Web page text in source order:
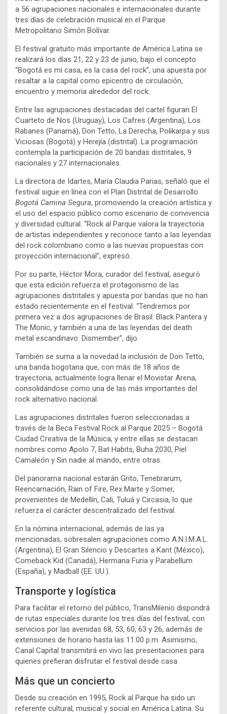
a 56 agrupaciones nacionales e internacionales durante
tres días de celebración musical en el Parque
Metropolitano Simón Bolívar.
El festival gratuito más importante de América Latina se
realizará los días 21, 22 y 23 de junio, bajo el concepto
“Bogotá es mi casa, es la casa del rock”, una apuesta por
resaltar a la capital como epicentro de circulación,
encuentro y memoria alrededor del rock.
Entre las agrupaciones destacadas del cartel figuran El
Cuarteto de Nos (Uruguay), Los Cafres (Argentina), Los
Rabanes (Panamá), Don Tetto, La Derecha, Polikarpa y sus
Viciosas (Bogotá) y Herejía (distrital). La programación
contempla la participación de 20 bandas distritales, 9
nacionales y 27 internacionales.
La directora de Idartes, María Claudia Parias, señaló que el
festival sigue en línea con el Plan Distrital de Desarrollo
Bogotá Camina Segura, promoviendo la creación artística y
el uso del espacio público como escenario de convivencia
y diversidad cultural. “Rock al Parque valora la trayectoria
de artistas independientes y reconoce tanto a las leyendas
del rock colombiano como a las nuevas propuestas con
proyección internacional”, expresó.
Por su parte, Héctor Mora, curador del festival, aseguró
que esta edición refuerza el protagonismo de las
agrupaciones distritales y apuesta por bandas que no han
estado recientemente en el festival. “Tendremos por
primera vez a dos agrupaciones de Brasil: Black Pantera y
The Monic, y también a una de las leyendas del death
metal escandinavo: Dismember”, dijo.
También se suma a la novedad la inclusión de Don Tetto,
una banda bogotana que, con más de 18 años de
trayectoria, actualmente logra llenar el Movistar Arena,
consolidándose como una de las más importantes del
rock alternativo nacional.
Las agrupaciones distritales fueron seleccionadas a
través de la Beca Festival Rock al Parque 2025 – Bogotá
Ciudad Creativa de la Música, y entre ellas se destacan
nombres como Apolo 7, Bat Habits, Buha 2030, Piel
Camaleón y Sin nadie al mando, entre otras.
Del panorama nacional estarán Grito, Tenebrarum,
Reencarnación, Rain of Fire, Rex Marte y Somer,
provenientes de Medellín, Cali, Tuluá y Circasia, lo que
refuerza el carácter descentralizado del festival.
En la nómina internacional, además de las ya
mencionadas, sobresalen agrupaciones como A.N.I.M.A.L.
(Argentina), El Gran Silencio y Descartes a Kant (México),
Comeback Kid (Canadá), Hermana Furia y Parabellum
(España), y Madball (EE. UU.).
Transporte y logística
Para facilitar el retorno del público, TransMilenio dispondrá
de rutas especiales durante los tres días del festival, con
servicios por las avenidas 68, 53, 60, 63 y 26, además de
extensiones de horario hasta las 11:00 p.m. Asimismo,
Canal Capital transmitirá en vivo las presentaciones para
quienes prefieran disfrutar el festival desde casa.
Más que un concierto
Desde su creación en 1995, Rock al Parque ha sido un
referente cultural, musical y social en América Latina. Su